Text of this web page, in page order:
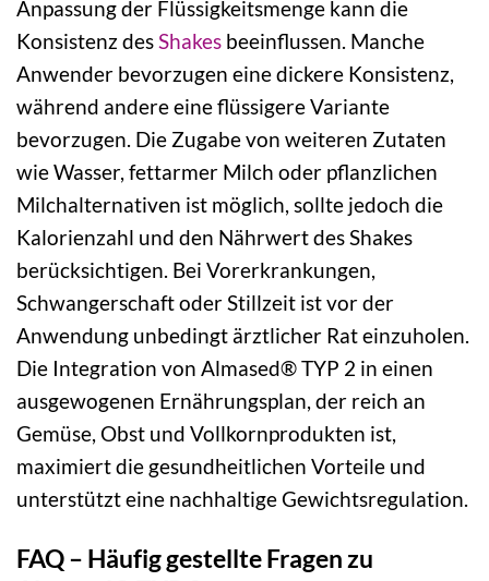
Anpassung der Flüssigkeitsmenge kann die
Konsistenz desShakes beeinflussen. Manche
Anwender bevorzugen eine dickere Konsistenz,
während andere eine flüssigere Variante
bevorzugen. Die Zugabe von weiteren Zutaten
wie Wasser, fettarmer Milch oder pflanzlichen
Milchalternativen ist möglich, sollte jedoch die
Kalorienzahl und den Nährwert des Shakes
berücksichtigen. Bei Vorerkrankungen,
Schwangerschaft oder Stillzeit ist vor der
Anwendung unbedingt ärztlicher Rat einzuholen.
Die Integration von Almased® TYP 2 in einen
ausgewogenen Ernährungsplan, der reich an
Gemüse, Obst und Vollkornprodukten ist,
maximiert die gesundheitlichen Vorteile und
unterstützt eine nachhaltige Gewichtsregulation.
FAQ – Häufig gestellte Fragen zu